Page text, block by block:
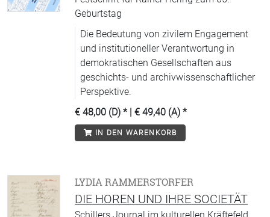
Geburtstag
Die Bedeutung von zivilem Engagement
und institutioneller Verantwortung in
demokratischen Gesellschaften aus
geschichts- und archivwissenschaftlicher
Perspektive.
€ 48,00 (D) * | € 49,40 (A) *
IN DEN WARENKORB
LYDIA RAMMERSTORFER
DIE HOREN UND IHRE SOCIETÄT